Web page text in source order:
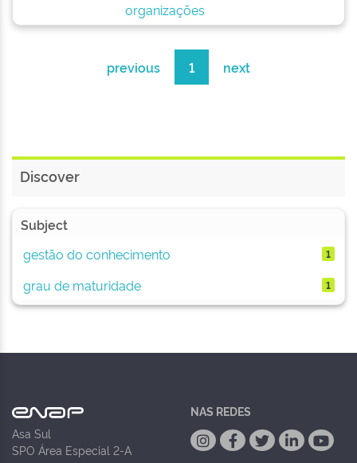
organizações
previous 1 next
Discover
Subject
gestão do conhecimento
1
grau de maturidade 1
Asa Sul
SPO Área Especial 2-A
NAS REDES